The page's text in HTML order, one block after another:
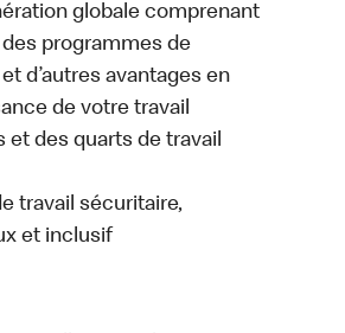
globale comprenant
des programmes de
d’autres avantages en
de votre travail
et des quarts de travail
travail sécuritaire,
et inclusif